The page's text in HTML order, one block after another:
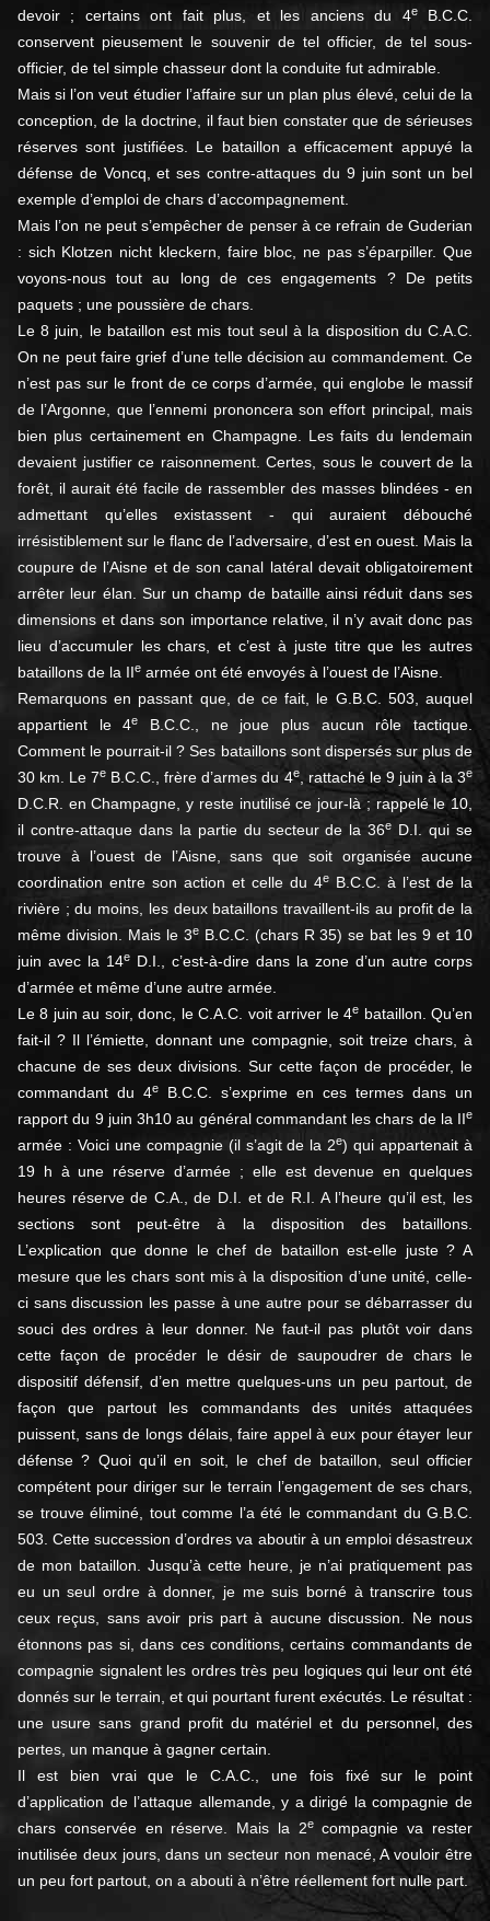
devoir ; certains ont fait plus, et les anciens du 4eB.C.C.
conservent pieusement le souvenir de tel officier, de tel sous-
officier, de tel simple chasseur dont la conduite fut admirable.
Mais si l’on veut étudier l’affaire sur un plan plus élevé, celui de la
conception, de la doctrine, il faut bien constater que de sérieuses
réserves sont justifiées. Le bataillon a efficacement appuyé la
défense de Voncq, et ses contre-attaques du 9 juin sont un bel
exemple d’emploi de chars d’accompagnement.
Mais l’on ne peut s’empêcher de penser à ce refrain de Guderian
: sich Klotzen nicht kleckern, faire bloc, ne pas s’éparpiller. Que
voyons-nous tout au long de ces engagements ? De petits
paquets ; une poussière de chars.
Le 8 juin, le bataillon est mis tout seul à la disposition du C.A.C.
On ne peut faire grief d’une telle décision au commandement. Ce
n’est pas sur le front de ce corps d’armée, qui englobe le massif
de l’Argonne, que l’ennemi prononcera son effort principal, mais
bien plus certainement en Champagne. Les faits du lendemain
devaient justifier ce raisonnement. Certes, sous le couvert de la
forêt, il aurait été facile de rassembler des masses blindées - en
admettant qu’elles existassent - qui auraient débouché
irrésistiblement sur le flanc de l’adversaire, d’est en ouest. Mais la
coupure de l’Aisne et de son canal latéral devait obligatoirement
arrêter leur élan. Sur un champ de bataille ainsi réduit dans ses
dimensions et dans son importance relative, il n’y avait donc pas
lieu d’accumuler les chars, et c’est à juste titre que les autres
bataillons de la IIe armée ont été envoyés à l’ouest de l’Aisne.
Remarquons en passant que, de ce fait, le G.B.C. 503, auquel
appartient le 4e
B.C.C., ne joue plus aucun rôle tactique.
Comment le pourrait-il ? Ses bataillons sont dispersés sur plus de
30 km. Le 7e B.C.C., frère d’armes du 4e, rattaché le 9 juin à la 3e
D.C.R. en Champagne, y reste inutilisé ce jour-là ; rappelé le 10,
il contre-attaque dans la partie du secteur de la 36e D.I. qui se
trouve à l’ouest de l’Aisne, sans que soit organisée aucune
coordination entre son action et celle du 4e B.C.C. à l’est de la
rivière ; du moins, les deux bataillons travaillent-ils au profit de la
même division. Mais le 3eB.C.C. (chars R 35) se bat les 9 et 10
juin avec la 14e D.I., c’est-à-dire dans la zone d’un autre corps
d’armée et même d’une autre armée.
Le 8 juin au soir, donc, le C.A.C. voit arriver le 4e bataillon. Qu’en
fait-il ? Il l’émiette, donnant une compagnie, soit treize chars, à
chacune de ses deux divisions. Sur cette façon de procéder, le
commandant du 4e
B.C.C. s’exprime en ces termes dans un
rapport du 9 juin 3h10 au général commandant les chars de la IIe
armée : Voici une compagnie (il s’agit de la 2e) qui appartenait à
19 h à une réserve d’armée ; elle est devenue en quelques
heures réserve de C.A., de D.I. et de R.I. A l’heure qu’il est, les
sections sont peut-être à la disposition des bataillons.
L’explication que donne le chef de bataillon est-elle juste ? A
mesure que les chars sont mis à la disposition d’une unité, celle-
ci sans discussion les passe à une autre pour se débarrasser du
souci des ordres à leur donner. Ne faut-il pas plutôt voir dans
cette façon de procéder le désir de saupoudrer de chars le
dispositif défensif, d’en mettre quelques-uns un peu partout, de
façon que partout les commandants des unités attaquées
puissent, sans de longs délais, faire appel à eux pour étayer leur
défense ? Quoi qu’il en soit, le chef de bataillon, seul officier
compétent pour diriger sur le terrain l’engagement de ses chars,
se trouve éliminé, tout comme l’a été le commandant du G.B.C.
503. Cette succession d’ordres va aboutir à un emploi désastreux
de mon bataillon. Jusqu’à cette heure, je n’ai pratiquement pas
eu un seul ordre à donner, je me suis borné à transcrire tous
ceux reçus, sans avoir pris part à aucune discussion. Ne nous
étonnons pas si, dans ces conditions, certains commandants de
compagnie signalent les ordres très peu logiques qui leur ont été
donnés sur le terrain, et qui pourtant furent exécutés. Le résultat :
une usure sans grand profit du matériel et du personnel, des
pertes, un manque à gagner certain.
Il est bien vrai que le C.A.C., une fois fixé sur le point
d’application de l’attaque allemande, y a dirigé la compagnie de
chars conservée en réserve. Mais la 2ecompagnie va rester
inutilisée deux jours, dans un secteur non menacé, A vouloir être
un peu fort partout, on a abouti à n’être réellement fort nulle part.